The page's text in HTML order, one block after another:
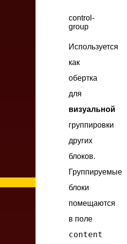
control-
group
Используется
как
обертка
для
визуальной
группировки
других
блоков.
Группируемые
блоки
помещаются
в поле
content